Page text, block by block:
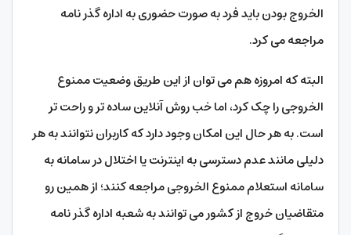
الخروج بودن باید فرد به صورت حضوری به اداره گذر نامه
مراجعه می کرد.
البته که امروزه هم می توان از این طریق وضعیت ممنوع
الخروجی را چک کرد، اما خب روش آنلاین ساده تر و راحت تر
است. به هر حال این امکان وجود دارد که کاربران نتوانند به هر
دلیلی مانند عدم دسترسی به اینترنت یا اختلال در سامانه به
سامانه استعلام ممنوع الخروجی مراجعه کنند؛ از همین رو
متقاضیان خروج از کشور می توانند به شعبه اداره گذر نامه